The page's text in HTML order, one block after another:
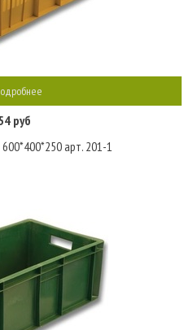
руб
арт. 201-1